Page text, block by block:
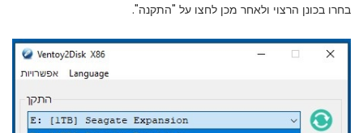
בחרו בכונן הרצוי ולאחר מכן לחצו על "התקנה".